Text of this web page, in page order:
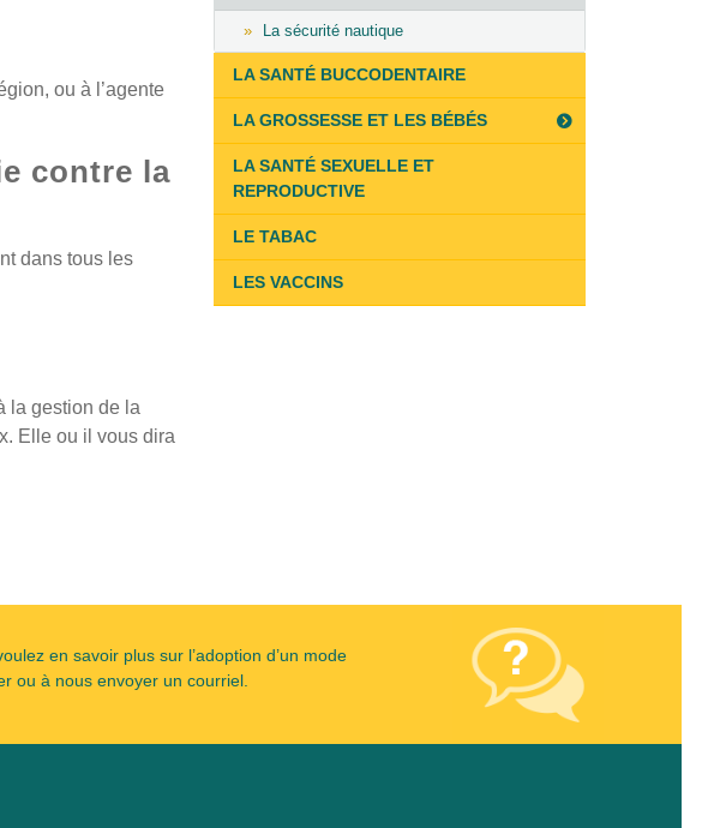
ou à l’agente
contre la
dans tous les
la gestion de la
Elle ou il vous dira
La sécurité nautique
LA SANTÉ BUCCODENTAIRE
LA GROSSESSE ET LES BÉBÉS
LA SANTÉ SEXUELLE ET
REPRODUCTIVE
LE TABAC
LES VACCINS
en savoir plus sur l’adoption d’un mode
ou à nous envoyer un courriel.